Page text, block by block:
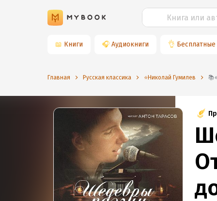
📖 Книги 🎧 Аудиокниги 👌 Бесплатные
Главная Русская классика ⭐️Николай Гумилев